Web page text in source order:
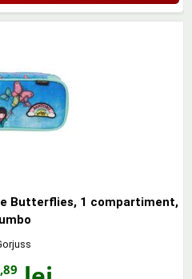
Butterflies, 1 compartiment,
,89